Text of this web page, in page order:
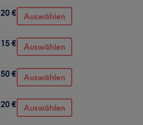
20 € Auswählen
15 € Auswählen
50 € Auswählen
20 € Auswählen